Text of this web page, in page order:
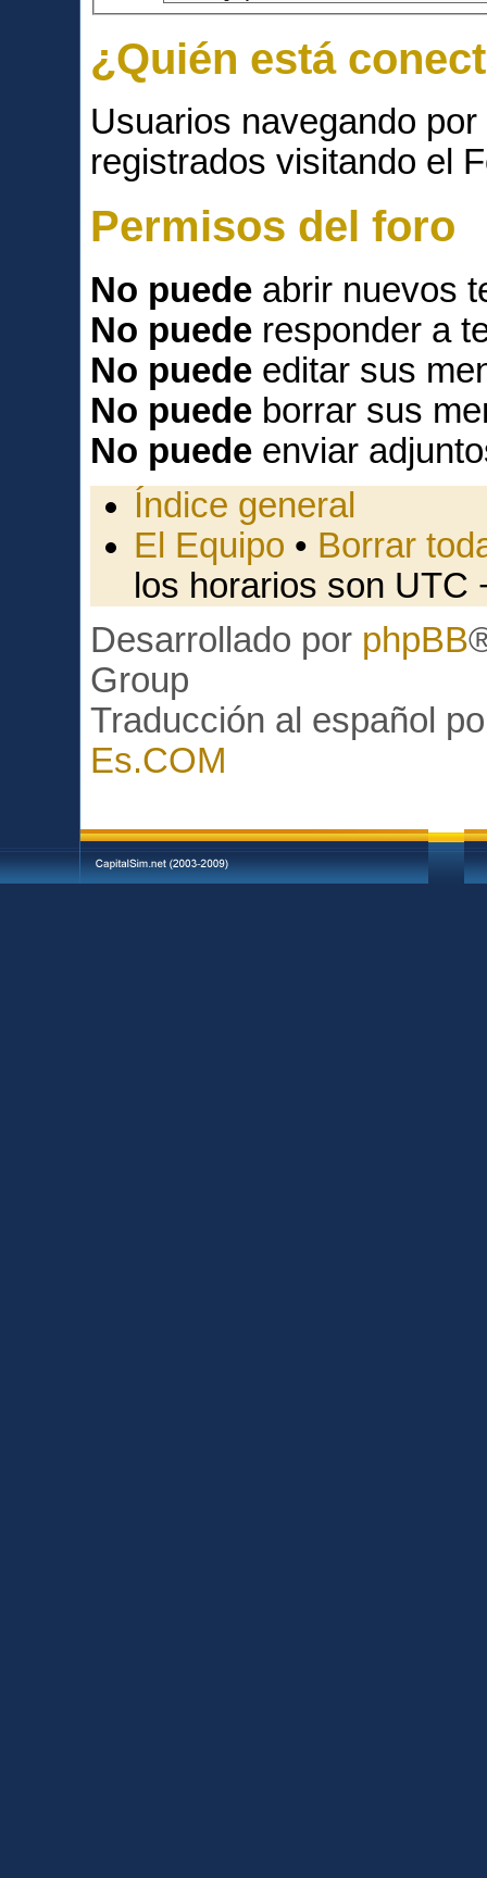
¿Quién está
Usuarios navegando
registrados visitando el
Permisos del foro
No puede abrir nuevos
No puede responder a
No puede editar sus
No puede borrar sus
No puede enviar
Índice general
El Equipo • Borrar
los horarios son UTC
Desarrollado por phpBB
Group
Traducción al español
Es.COM